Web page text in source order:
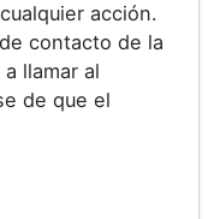
acción.
contacto de la
llamar al
de que el